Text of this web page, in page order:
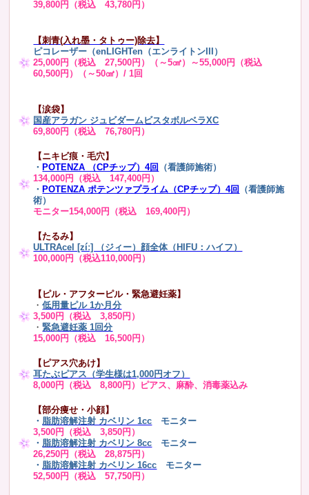
39,800円（税込 43,780円）
【刺青(入れ墨・タトゥー)除去】
ピコレーザー（enLIGHTen（エンライトンIII）
25,000円（税込 27,500円）（～5㎠）～55,000円（税込
60,500円）（～50㎠）/ 1回
【涙袋】
国産アラガン ジュビダームビスタボルベラXC
69,800円（税込 76,780円）
【ニキビ痕・毛穴】
・ POTENZA （CPチップ）4回
（看護師施術）
134,000円（税込 147,400円）
・ POTENZA ポテンツァプライム（CPチップ）4回
（看護師施
術）
モニター154,000円（税込 169,400円）
【たるみ】
ULTRAcel [zíː] （ジィー）顔全体（HIFU：ハイフ）
100,000円（税込110,000円）
【ピル・アフターピル・緊急避妊薬】
・低用量ピル 1か月分
3,500円（税込 3,850円）
・緊急避妊薬 1回分
15,000円（税込 16,500円）
【ピアス穴あけ】
耳たぶピアス（学生様は1,000円オフ）
8,000円（税込 8,800円）ピアス、麻酔、消毒薬込み
【部分痩せ・小顔】
・ 脂肪溶解注射 カベリン 1cc モニター
3,500円（税込 3,850円）
・ 脂肪溶解注射 カベリン 8cc モニター
26,250円（税込 28,875円）
・ 脂肪溶解注射 カベリン 16cc
モニター
52,500円（税込 57,750円）